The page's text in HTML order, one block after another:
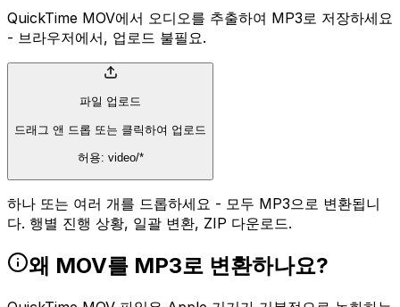
QuickTime MOV에서 오디오를 추출하여 MP3로 저장하세요
- 브라우저에서, 업로드 불필요.
파일 업로드
드래그 앤 드롭 또는 클릭하여 업로드
허용: video/*
하나 또는 여러 개를 드롭하세요 - 모두 MP3으로 변환됩니
다. 행별 진행 상황, 일괄 변환, ZIP 다운로드.
왜 MOV를 MP3로 변환하나요?